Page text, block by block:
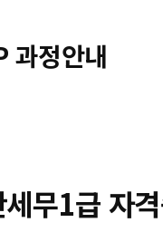
과정안내
무1급 자